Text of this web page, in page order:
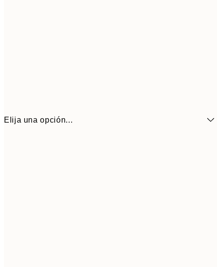
Elija una opción...